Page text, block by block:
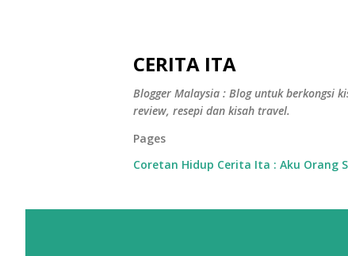
CERITA ITA
Blogger Malaysia : Blog untuk berkongsi
review, resepi dan kisah travel.
Pages
Coretan Hidup Cerita Ita : Aku Orang